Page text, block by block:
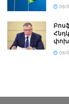
06/
06/